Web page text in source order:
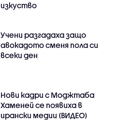
изкуство
Учени разгадаха защо
авокадото сменя пола си
всеки ден
Нови кадри с Моджтаба
Хаменей се появиха в
ирански медии (ВИДЕО)